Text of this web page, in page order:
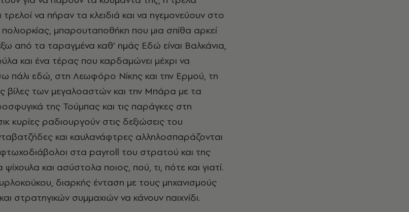
τρελοί να πήραν τα κλειδιά και να ηγεμονεύουν στο
μπαρουταποθήκη που μια σπίθα αρκεί
από τα ταραγμένα καθ’ ημάς Εδώ είναι Βαλκάνια,
και ένα τέρας που καρδαμώνει μέχρι να
πάλι εδώ, στη Λεωφόρο Νίκης και την Ερμού, τη
των μεγαλοαστών και την Μπάρα με τα
της Τούμπας και τις παράγκες στη
κυρίες ραδιουργούν στις δεξιώσεις του
και καυλανάφτρες αλληλοσπαράζονται
στα payroll του στρατού και της
και ασύστολα ποιος, πού, τι, πότε και γιατί.
διαρκής ένταση με τους μηχανισμούς
στρατηγικών συμμαχιών να κάνουν παιχνίδι.